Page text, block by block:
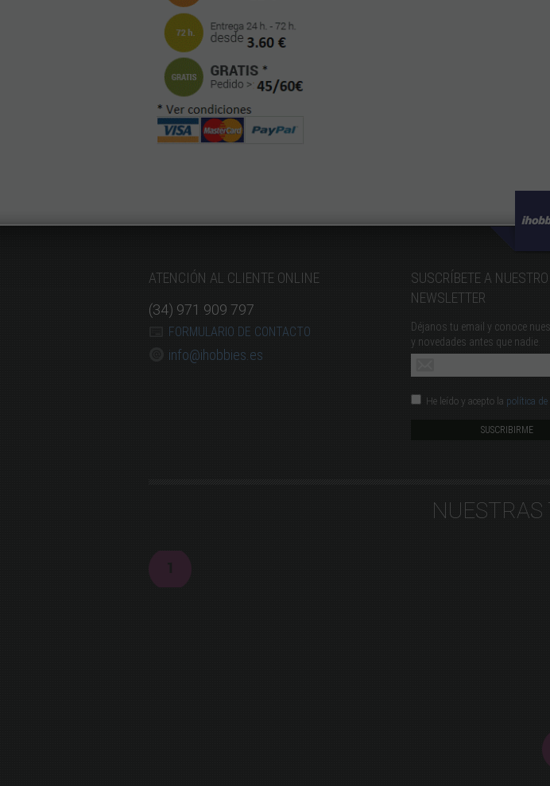
ATENCIÓN AL CLIENTE ONLINE
(34) 971 909 797
FORMULARIO DE CONTACTO
info@ihobbies.es
SUSCRÍBETE A NUESTRO
NEWSLETTER
Déjanos tu email y conoce
y novedades antes que nadie.
He leído y acepto la política